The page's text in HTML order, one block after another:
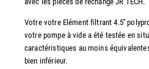
Votre votre Elément filtrant 4.5''
votre pompe à vide a été testée en
caractéristiques au moins
bien inférieur.